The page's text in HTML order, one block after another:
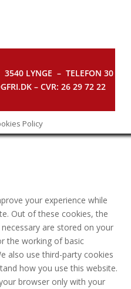
3540 LYNGE – TELEFON 30
– CVR: 26 29 72 22
Policy
your experience while
Out of these cookies, the
are stored on your
the working of basic
also use third-party cookies
how you use this website.
browser only with your